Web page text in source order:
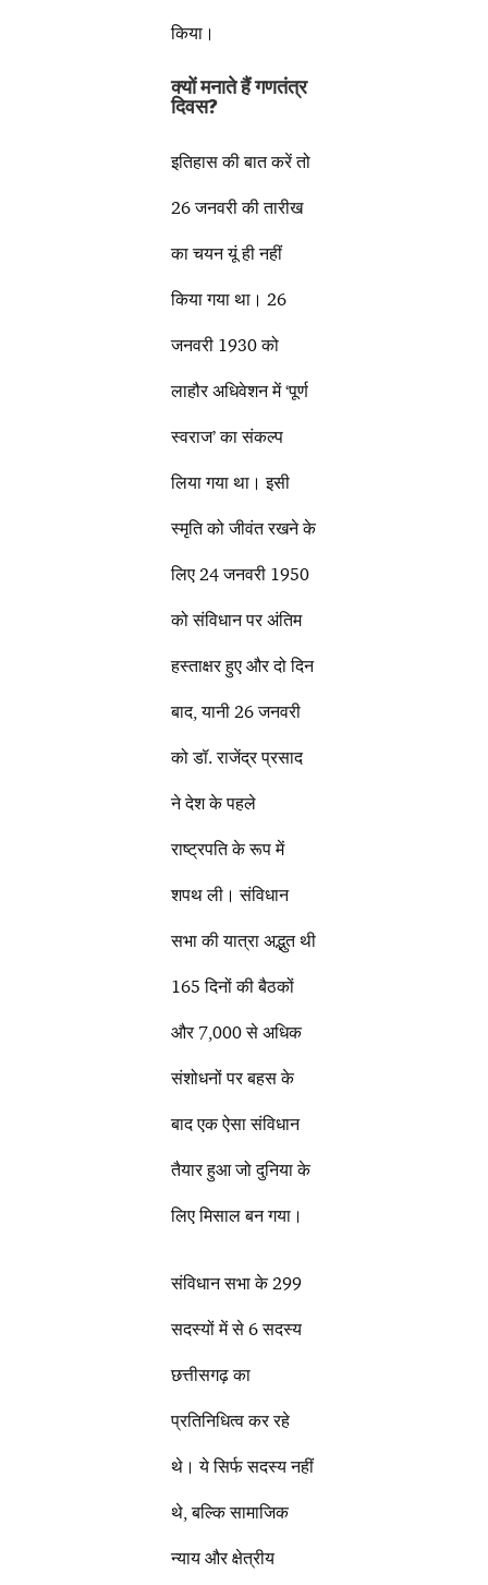
किया।
क्यों मनाते हैं गणतंत्र
दिवस?
इतिहास की बात करें तो
26 जनवरी की तारीख
का चयन यूं ही नहीं
किया गया था। 26
जनवरी 1930 को
लाहौर अधिवेशन में ‘पूर्ण
स्वराज’ का संकल्प
लिया गया था। इसी
स्मृति को जीवंत रखने के
लिए 24 जनवरी 1950
को संविधान पर अंतिम
हस्ताक्षर हुए और दो दिन
बाद, यानी 26 जनवरी
को डॉ. राजेंद्र प्रसाद
ने देश के पहले
राष्ट्रपति के रूप में
शपथ ली। संविधान
सभा की यात्रा अद्भुत थी
165 दिनों की बैठकों
और 7,000 से अधिक
संशोधनों पर बहस के
बाद एक ऐसा संविधान
तैयार हुआ जो दुनिया के
लिए मिसाल बन गया।
संविधान सभा के 299
सदस्यों में से 6 सदस्य
छत्तीसगढ़ का
प्रतिनिधित्व कर रहे
थे। ये सिर्फ सदस्य नहीं
थे, बल्कि सामाजिक
न्याय और क्षेत्रीय